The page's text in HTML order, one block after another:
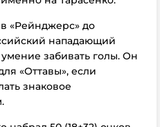
«Рейнджерс» до
нападающий
забивать голы. Он
«Оттавы», если
знаковое